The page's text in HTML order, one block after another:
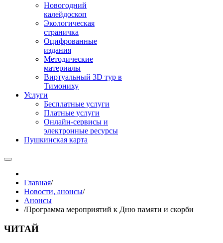
Новогодний
калейдоскоп
Экологическая
страничка
Оцифрованные
издания
Методические
материалы
Виртуальный 3D тур в
Тимониху
Услуги
Бесплатные услуги
Платные услуги
Онлайн-сервисы и
электронные ресурсы
Пушкинская карта
Главная/
Новости, анонсы/
Анонсы
/Программа мероприятий к Дню памяти и скорби
ЧИТАЙ